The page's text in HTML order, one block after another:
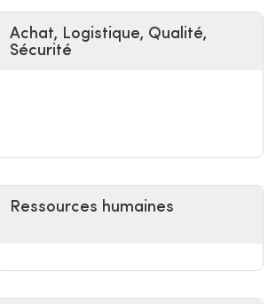
Achat, Logistique, Qualité,
Sécurité
Ressources humaines